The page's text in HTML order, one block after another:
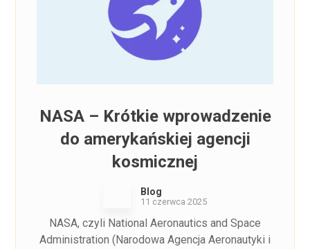
NASA – Krótkie wprowadzenie
do amerykańskiej agencji
kosmicznej
Blog
11 czerwca 2025
NASA, czyli National Aeronautics and Space
Administration (Narodowa Agencja Aeronautyki i